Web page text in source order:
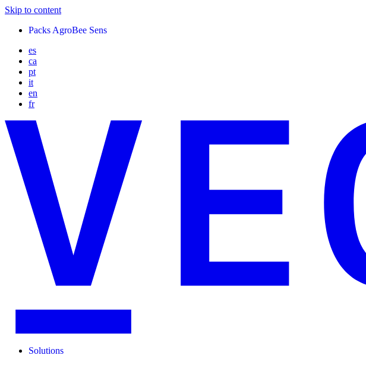
Skip to content
Packs AgroBee Sens
es
ca
pt
it
en
fr
Solutions